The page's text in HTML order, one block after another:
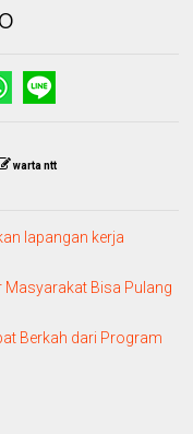
warta ntt
lapangan kerja
Masyarakat Bisa Pulang
Berkah dari Program